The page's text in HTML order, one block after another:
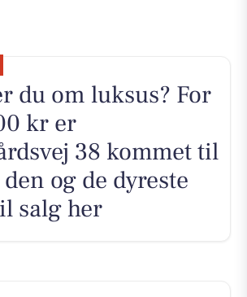
du om luksus? For
kr er
38 kommet til
og de dyreste
salg her